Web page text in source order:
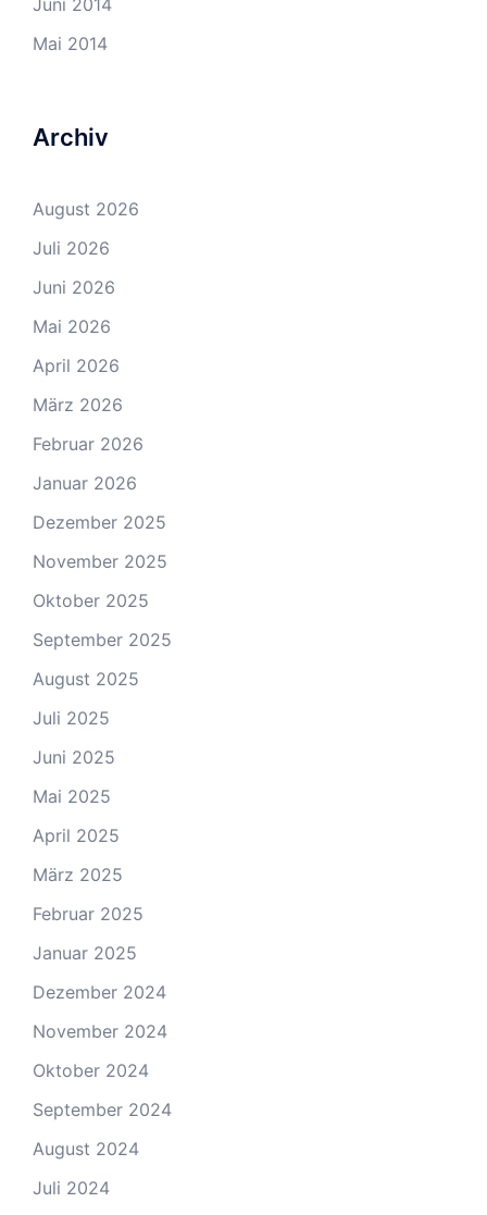
Juni 2014
Mai 2014
Archiv
August 2026
Juli 2026
Juni 2026
Mai 2026
April 2026
März 2026
Februar 2026
Januar 2026
Dezember 2025
November 2025
Oktober 2025
September 2025
August 2025
Juli 2025
Juni 2025
Mai 2025
April 2025
März 2025
Februar 2025
Januar 2025
Dezember 2024
November 2024
Oktober 2024
September 2024
August 2024
Juli 2024